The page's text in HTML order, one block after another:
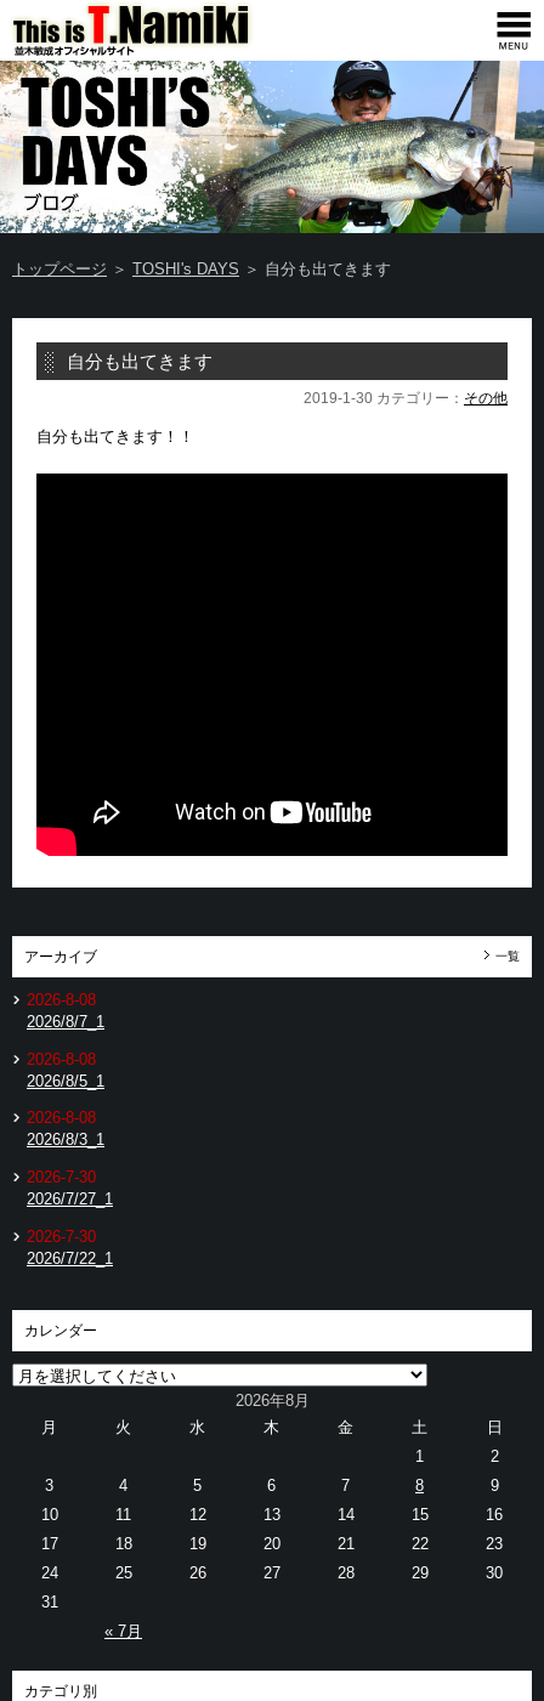
トップページ ＞ TOSHI's DAYS ＞ 自分も出てきます
自分も出てきます
2019-1-30 カテゴリー： その他
自分も出てきます！！
アーカイブ 一覧
2026-8-08
2026/8/7_1
2026-8-08
2026/8/5_1
2026-8-08
2026/8/3_1
2026-7-30
2026/7/27_1
2026-7-30
2026/7/22_1
カレンダー
2026年8月
月
火 水 木 金 土 日
« 7月
1
2
3
4 5 6 7 8
9
10
11 12 13 14 15
16
17
18 19 20 21 22
23
24
25 26 27 28 29
30
31
カテゴリ別